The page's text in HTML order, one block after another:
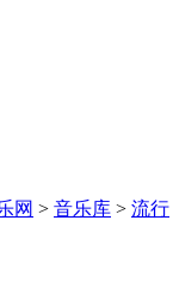
网 > 音乐库 > 流行